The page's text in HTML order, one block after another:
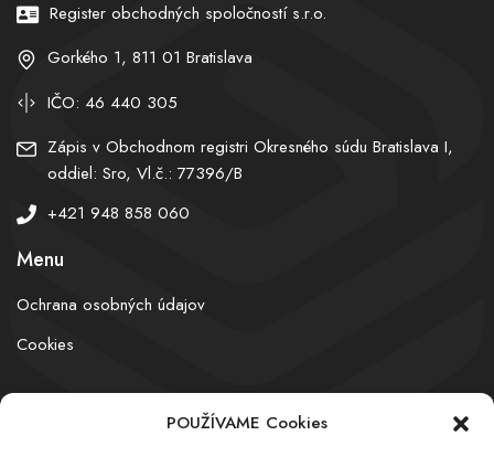
POUŽÍVAME Cookies
Register obchodných spoločností s.r.o.
Gorkého 1, 811 01 Bratislava
IČO: 46 440 305
Zápis v Obchodnom registri Okresného súdu Bratislava I,
oddiel: Sro, Vl.č.: 77396/B
+421 948 858 060
Menu
Ochrana osobných údajov
Cookies